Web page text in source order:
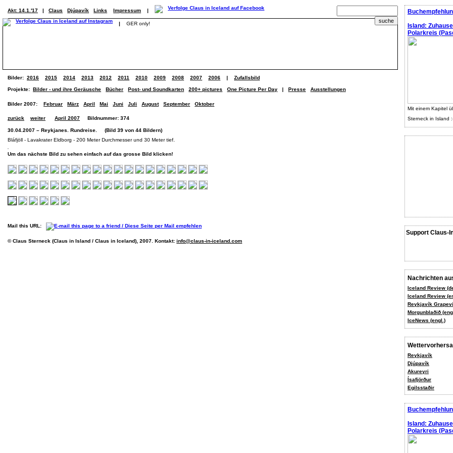
Island:
Polarkreis
Mit einem Kapitel
Sterneck in Island
Support Claus-
Nachrichten
Iceland Review
Iceland Review
Reykjavík
Morgunblaðið
IceNews (engl.)
Reykjavík
Djúpavík
Akureyri
Ísafjörður
Egilsstaðir
Island:
Polarkreis
Akt: 14.1.'17 | Claus Djúpavík Links Impressum |
| GER only!
Bilder: 2016 2015 2014 2013 2012 2011 2010 2009 2008 2007 2006 | Zufallsbild
Projekte: Bilder - und ihre Geräusche Bücher Post- und Soundkarten 200+ pictures One Picture Per Day | Presse Ausstellungen
Bilder 2007: Februar März April Mai Juni Juli August September Oktober
zurück weiter April 2007 Bildnummer: 374
30.04.2007 – Reykjanes. Rundreise. (Bild 39 von 44 Bildern)
Bláfjöll - Lavakrater Eldborg - 200 Meter Durchmesser und 30 Meter tief.
Um das nächste Bild zu sehen einfach auf das grosse Bild klicken!
Mail this URL:
© Claus Sterneck (Claus in Island / Claus in Iceland), 2007. Kontakt: info@claus-in-iceland.com